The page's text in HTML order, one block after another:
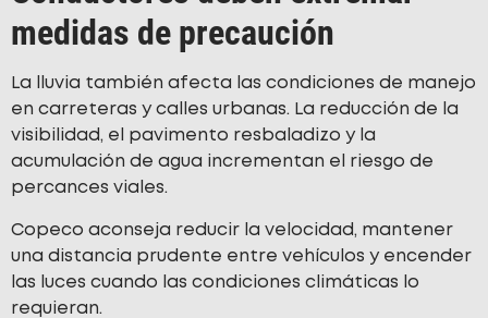
medidas de precaución
La lluvia también afecta las condiciones de manejo
en carreteras y calles urbanas. La reducción de la
visibilidad, el pavimento resbaladizo y la
acumulación de agua incrementan el riesgo de
percances viales.
Copeco aconseja reducir la velocidad, mantener
una distancia prudente entre vehículos y encender
las luces cuando las condiciones climáticas lo
requieran.